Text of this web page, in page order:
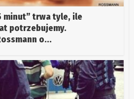
minut” trwa tyle, ile
potrzebujemy.
o...